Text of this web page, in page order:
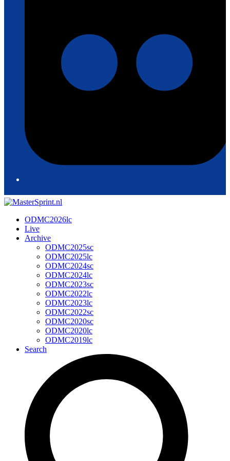
ODMC2026lc
Live
Archive
ODMC2025sc
ODMC2025lc
ODMC2024sc
ODMC2024lc
ODMC2023sc
ODMC2022lc
ODMC2023lc
ODMC2022sc
ODMC2020sc
ODMC2020lc
ODMC2019lc
Search